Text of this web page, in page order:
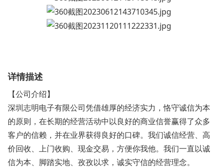
详情描述
【公司介绍】
深圳志明电子有限公司凭借雄厚的经济实力，恪守诚信为本
的原则，在长期的经营活动中以良好的商业信誉赢得了众多
客户的信赖，并在业界获得良好的口碑。我们诚信经营、高
价回收、上门收购、现金交易，方便你我他。我们一直以诚
信为本、脚踏实地、孜孜以求，诚实守信的经营理念。